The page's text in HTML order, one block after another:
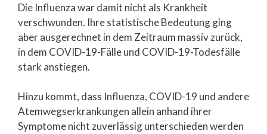
Die Influenza war damit nicht als Krankheit
verschwunden. Ihre statistische Bedeutung ging
aber ausgerechnet in dem Zeitraum massiv zurück,
in dem COVID-19-Fälle und COVID-19-Todesfälle
stark anstiegen.
Hinzu kommt, dass Influenza, COVID-19 und andere
Atemwegserkrankungen allein anhand ihrer
Symptome nicht zuverlässig unterschieden werden